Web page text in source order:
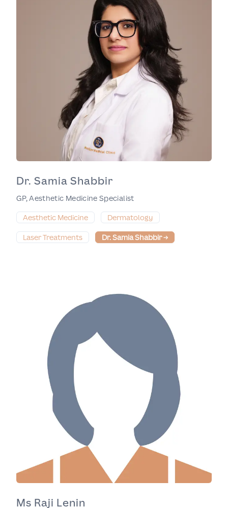
Dr. Samia Shabbir
GP, Aesthetic Medicine Specialist
Aesthetic Medicine
Dermatology
Laser Treatments Dr. Samia Shabbir→
Ms Raji Lenin